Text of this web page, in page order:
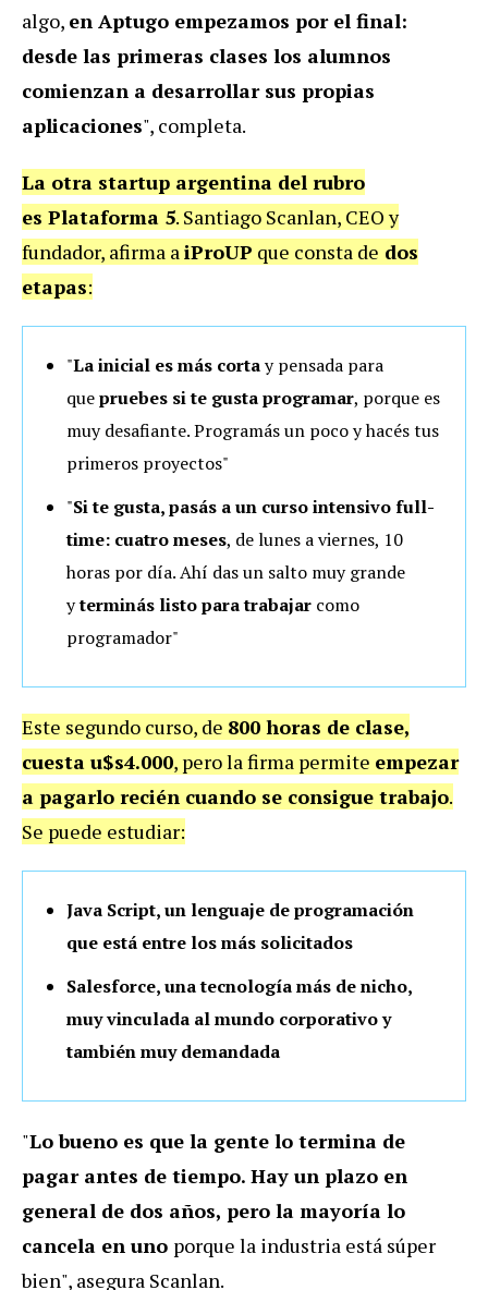
algo, en Aptugo empezamos por el final:
desde las primeras clases los alumnos
comienzan a desarrollar sus propias
aplicaciones", completa.
La otra startup argentina del rubro
es Plataforma 5. Santiago Scanlan, CEO y
fundador, afirma a iProUP que consta de dos
etapas:
"La inicial es más cortay pensada para
quepruebes si te gusta programar, porque es
muy desafiante. Programás un poco y hacés tus
primeros proyectos"
"Si te gusta, pasás a un curso intensivo full-
time: cuatro meses, de lunes a viernes, 10
horas por día. Ahí das un salto muy grande
yterminás listo para trabajar como
programador"
Este segundo curso, de 800 horas de clase,
cuesta u$s4.000, pero la firma permite empezar
a pagarlo recién cuando se consigue trabajo.
Se puede estudiar:
Java Script, un lenguaje de programación
que está entre los más solicitados
Salesforce, una tecnología más de nicho,
muy vinculada al mundo corporativo y
también muy demandada
"Lo bueno es que la gente lo termina de
pagar antes de tiempo. Hay un plazo en
general de dos años, pero la mayoría lo
cancela en uno porque la industria está súper
bien", asegura Scanlan.